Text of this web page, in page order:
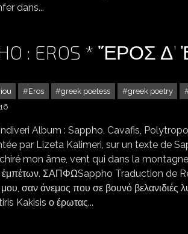
dans...
: EROS * ἜΡΟΣ
Eros greek poetess greek poetry
Album : Sappho, Cavafis,
par Lizeta Kalimeri, sur un texte de
mon âme, vent qui dans la montagne
ἐμπέτων. ΣΑΠΦΩSappho Traduction de
σαν άνεμος που σε βουνό
Kakisis ο έρωτας...